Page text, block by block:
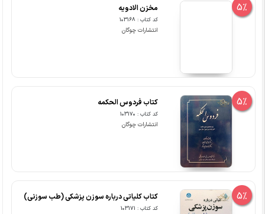
5% مخزن الادویه
کد کتاب : 103168
انتشارات چوگان
5% کتاب فردوس الحکمه
کد کتاب : 103170
انتشارات چوگان
5% کتاب کلیاتی درباره سوزن پزشکی (طب سوزنی)
کد کتاب : 103171